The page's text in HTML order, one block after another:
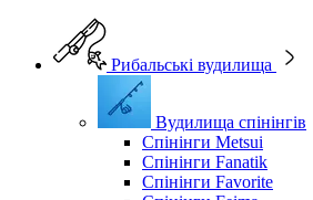
Рибальські вудилища
Вудилища спінінгів
Спінінги Metsui
Спінінги Fanatik
Спінінги Favorite